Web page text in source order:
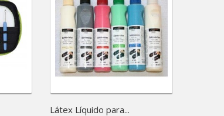
Látex Líquido para...